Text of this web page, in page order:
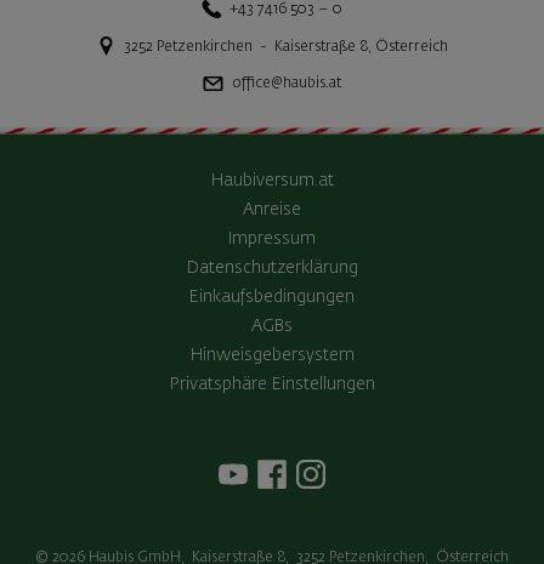
+43 7416 503 – 0
3252 Petzenkirchen - Kaiserstraße 8, Österreich
office@haubis.at
Haubiversum.at
Anreise
Impressum
Datenschutzerklärung
Einkaufsbedingungen
AGBs
Hinweisgebersystem
Privatsphäre Einstellungen
© 2026 Haubis GmbH , Kaiserstraße 8, 3252 Petzenkirchen, Österreich